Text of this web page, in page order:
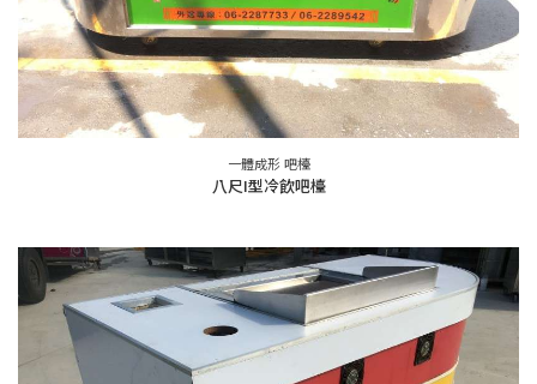
一體成形 吧檯
八尺I型冷飲吧檯